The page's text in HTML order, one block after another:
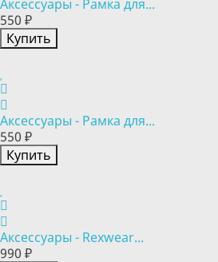
Аксессуары - Рамка для...
550 ₽
Купить
Аксессуары - Рамка для...
550 ₽
Купить
Аксессуары - Rexwear...
990 ₽